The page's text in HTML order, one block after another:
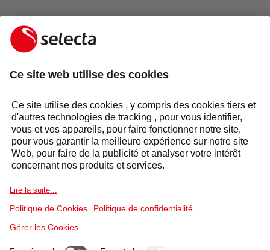
CONTACTEZ-NOUS ET RECEVEZ UNE OFFRE
GRATUITE:
CONTACTEZ-NOUS
Secteurs
Groupe Selecta
Produits et solutions
Services